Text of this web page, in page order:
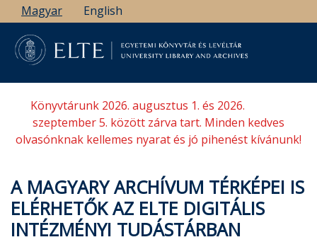
Ugrás
a
tartalomra
Magyar English
Könyvtárunk 2026. augusztus 1. és 2026.
szeptember 5. között zárva tart. Minden kedves
olvasónknak kellemes nyarat és jó pihenést kívánunk!
A MAGYARY ARCHÍVUM TÉRKÉPEI IS
ELÉRHETŐK AZ ELTE DIGITÁLIS
INTÉZMÉNYI TUDÁSTÁRBAN